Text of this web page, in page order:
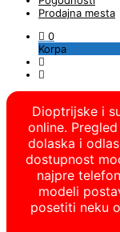
Prodajna mesta
0
Korpa
Dioptrijske i
online.
dolaska i
dostupnost
najpre
modeli
posetiti neku